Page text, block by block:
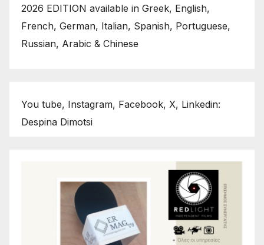
2026 EDITION available in Greek, English,
French, German, Italian, Spanish, Portuguese,
Russian, Arabic & Chinese
You tube, Instagram, Facebook, X, Linkedin:
Despina Dimotsi